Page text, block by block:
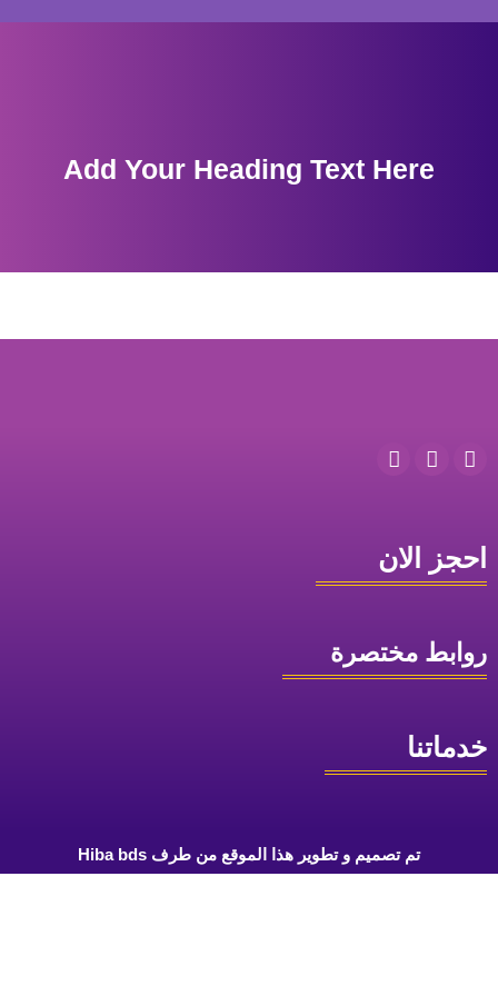
Add Your Heading Text Here
احجز الان
روابط مختصرة
خدماتنا
تم تصميم و تطوير هذا الموقع من طرف Hiba bds